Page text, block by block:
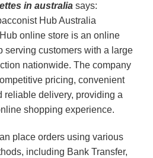
in australia says:
HubAustralia
online store is an online
serving customers with a large
nationwide. The company
pricing, convenient
reliable delivery, providing a
shopping experience.
place orders using various
including Bank Transfer,